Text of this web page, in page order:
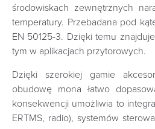
środowiskach zewnętrznych
temperatury. Przebadana pod
EN 50125-3. Dzięki temu
tym w aplikacjach przytorowych.
Dzięki szerokiej gamie
obudowę mona łatwo
konsekwencji umożliwia to
ERTMS, radio), systemów